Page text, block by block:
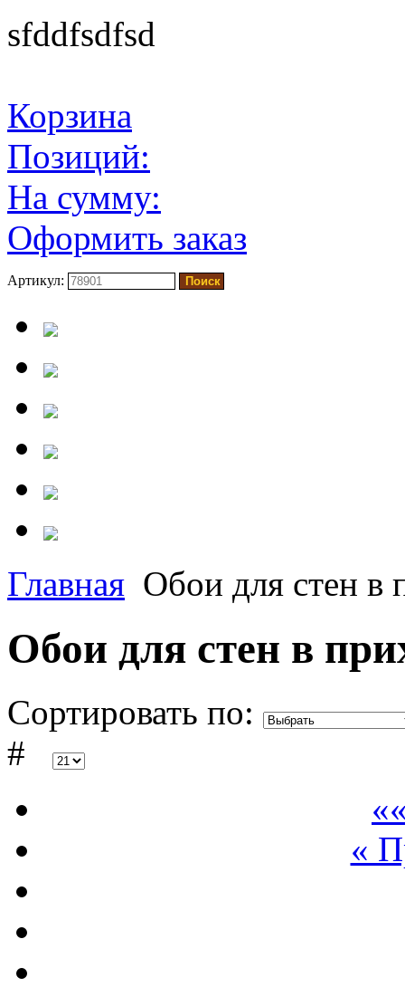
sfddfsdfsd
Корзина
Позиций:
На сумму:
Оформить заказ
Артикул:
Главная Обои для стен в
Обои для стен в
Сортировать по:
#
«